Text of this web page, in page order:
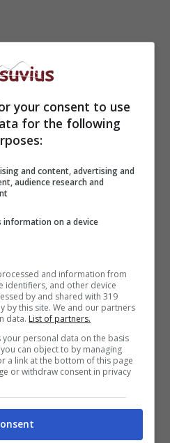
sono accorti di quanto
Il fatto si è verificato
intervenuti i vigili del
your consent to use
for the following
and content, advertising and
audience research and
information on a device
and information from
identifiers, and other device
by and shared with 319
by this site. We and our partners
data. List of partners.
personal data on the basis
can object to by managing
a link at the bottom of this page
or withdraw consent in privacy